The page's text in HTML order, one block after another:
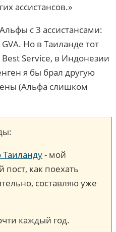
ассистансов.»
с 3 ассистансами:
Но в Таиланде тот
Service, в Индонезии
я бы брал другую
(Альфа слишком
Таиланду- мой
пост, как поехать
составляю уже
каждый год.